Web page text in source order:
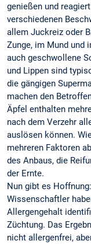
genießen und
verschiedenen
allem Juckreiz oder
Zunge, im Mund und
auch geschwollene
und Lippen sind
die gängigen
machen den
Äpfel enthalten
nach dem Verzehr
auslösen können.
mehreren Faktoren
des Anbaus, die
der Ernte.
Nun gibt es
Wissenschaftler
Allergengehalt
Züchtung. Das
nicht allergenfrei,